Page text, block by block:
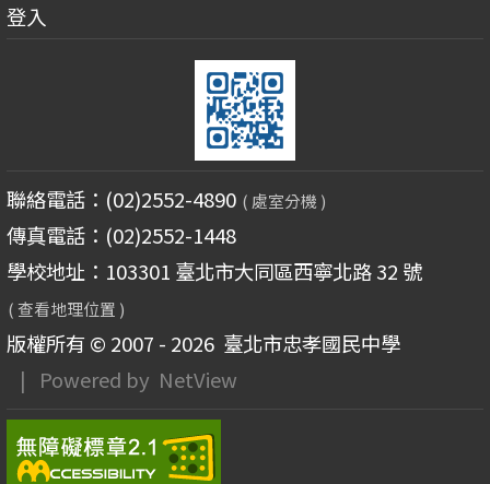
登入
聯絡電話：(02)2552-4890 ( 處室分機 )
傳真電話：(02)2552-1448
學校地址：103301 臺北市大同區西寧北路 32 號
( 查看地理位置 )
版權所有 © 2007 - 2026臺北市忠孝國民中學
| Powered by NetView